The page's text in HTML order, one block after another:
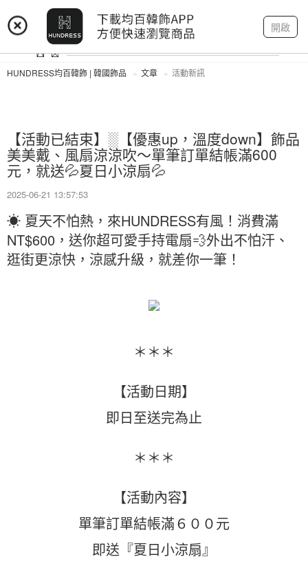
開啟
登入 註冊 我的帳戶
HUNDRESS均百韓飾 | 韓國飾品 文章 活動新訊
【活動已結束】░【優惠up，溫度down】飾品
美美戴、風扇涼涼吹～單筆訂單結帳滿600
元，就送💦夏日小涼扇💦
2025-06-21 13:57:53
☀️ 夏天不怕熱，來HUNDRESS有風！消費滿
NT$600，送你超可愛手持電扇💨外出不怕汗、
逛街更涼快，涼感升級，就差你一筆！
＊＊＊
【活動日期】
即日至送完為止
＊＊＊
【活動內容】
單筆訂單結帳滿６００元
即送『夏日小涼扇』